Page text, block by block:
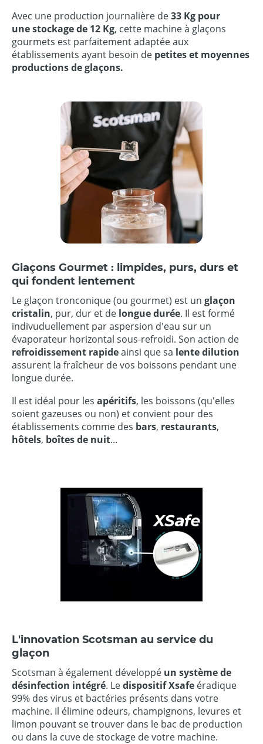
Avec une production journalière de33 Kg pour
une stockage de 12 Kg, cette machine à glaçons
gourmets est parfaitement adaptée aux
établissements ayant besoin de petites et moyennes
productionsde glaçons.
Glaçons Gourmet : limpides, purs, durs et
qui fondent lentement
Le glaçon tronconique (ou gourmet) est un glaçon
cristalin, pur, dur et de longue durée. Il est formé
indivuduellement par aspersion d'eau sur un
évaporateur horizontal sous-refroidi. Son action de
refroidissement rapideainsi que sa lente dilution
assurent la fraîcheur de vos boissons pendant une
longue durée.
Il est idéal pour les apéritifs, les boissons (qu'elles
soient gazeuses ou non) et convient pour des
établissements comme des bars, restaurants,
hôtels, boîtes de nuit...
L'innovation Scotsman au service du
glaçon
Scotsman à également développé un système de
désinfection intégré. Ledispositif Xsafe éradique
99% des virus et bactéries présents dans votre
machine. Il élimine odeurs, champignons, levures et
limon pouvant se trouver dans le bac de production
ou dans la cuve de stockage de votre machine.